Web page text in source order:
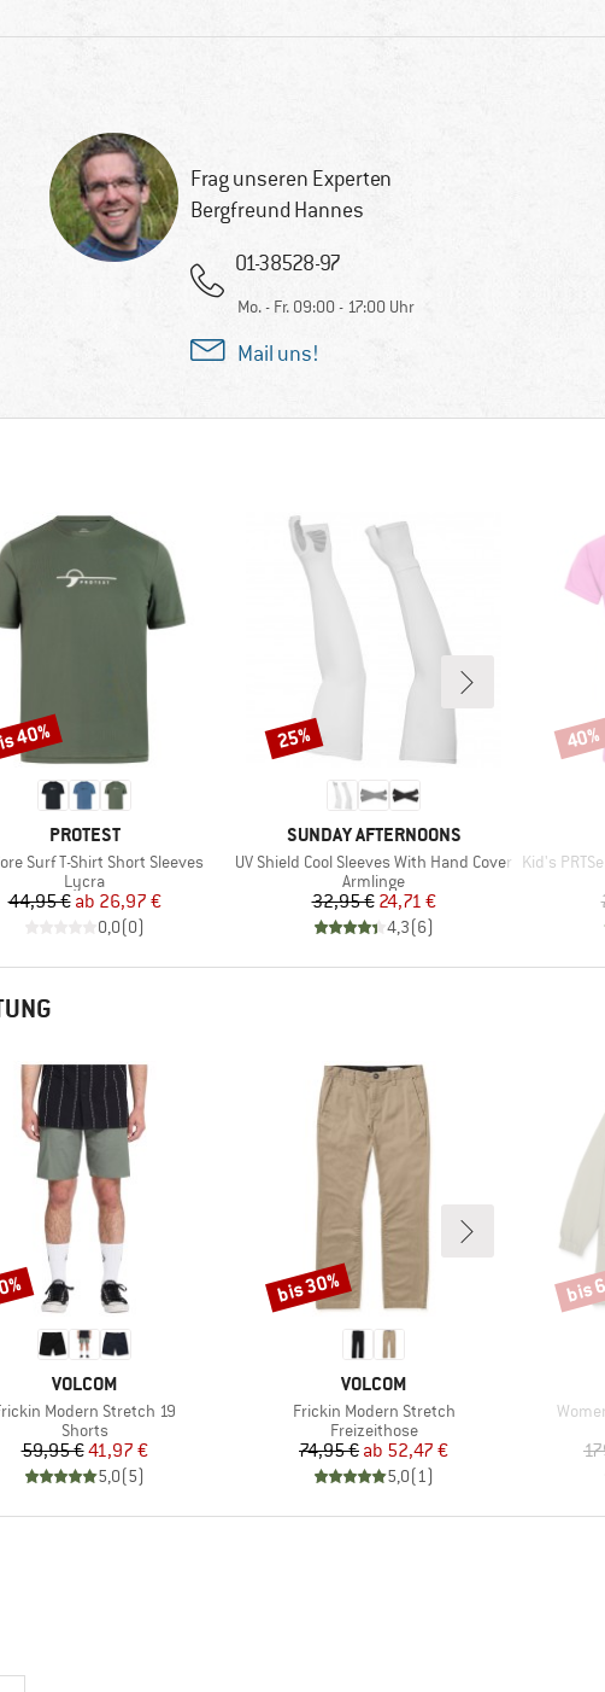
Frag unseren Experten
Bergfreund Hannes
01-38528-97
Mo. - Fr. 09:00 - 17:00 Uhr
Mail uns!
MARKE
PROTEST
Surf T-Shirt Short Sleeves
Produktgruppe
Lycra
Preis
44,95 € reduzierter Preis
ab 26,97 €
0,0(0)
40%
MARKE
SUNDAY AFTERNOONS
Artikel
UV Shield Cool Sleeves With Hand Cover
Produktgruppe
Armlinge
Preis
32,95 €reduzierter Preis
24,71 €
4,3(6)
Rabatt
25%
Artikel
Kid's
40%
MARKE
VOLCOM
Modern Stretch 19
Produktgruppe
Shorts
Preis
59,95 €reduzierter Preis
41,97 €
5,0(5)
MARKE
VOLCOM
Artikel
Frickin Modern Stretch
Produktgruppe
Freizeithose
Preis
74,95 € reduzierter Preis
ab 52,47 €
5,0(1)
Rabatt
bis 30%
Artikel
bis